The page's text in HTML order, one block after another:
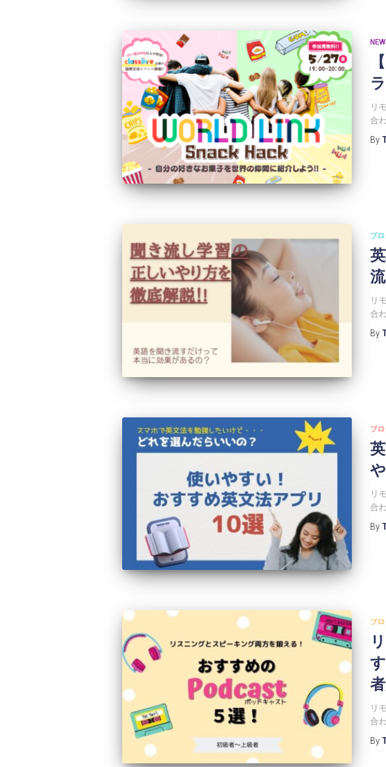
リ
合
By
ブ
リ
合
By
ブ
リ
合
By
ブ
者
リ
合
By